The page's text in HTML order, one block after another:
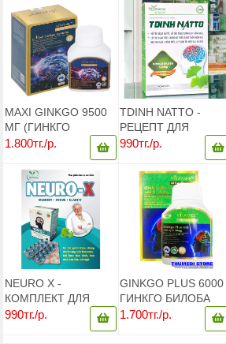
MAXI GINKGO 9500
МГ (ГИНКГО
БИЛОБА 9500МГ), 60
АВСТРАЛИЯ
1.800тг./р.
TDINH NATTO -
РЕЦЕПТ ДЛЯ
УЛУЧШЕНИЯ
ГОЛОВНОГО МОЗГА,
60 КАПСУЛ,
ВЬЕТНАМ
990тг./р.
NEURO X -
КОМПЛЕКТ ДЛЯ
УЛУЧШЕНИЯ
990тг./р.
GINKGO PLUS 6000
ГИНКГО БИЛОБА
6000МГ, 60 КАПСУЛ,
1.700тг./р.